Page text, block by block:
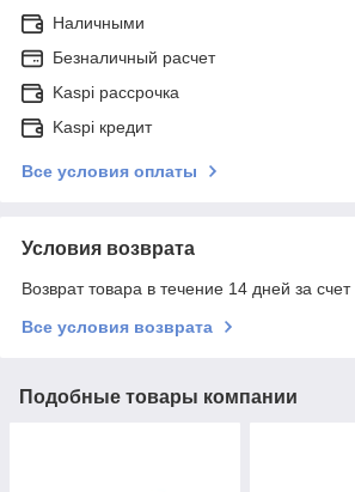
Наличными
Безналичный расчет
Kaspi рассрочка
Kaspi кредит
Все условия оплаты
Условия возврата
Возврат товара в течение 14 дней за счет
Все условия возврата
Подобные товары компании